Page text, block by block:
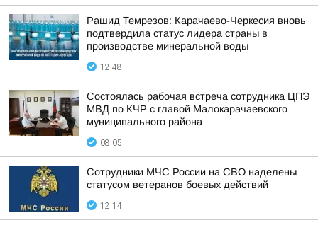
Рашид Темрезов: Карачаево-Черкесия вновь
подтвердила статус лидера страны в
производстве минеральной воды
12:48
Состоялась рабочая встреча сотрудника ЦПЭ
МВД по КЧР с главой Малокарачаевского
муниципального района
08:05
Сотрудники МЧС России на СВО наделены
статусом ветеранов боевых действий
12:14